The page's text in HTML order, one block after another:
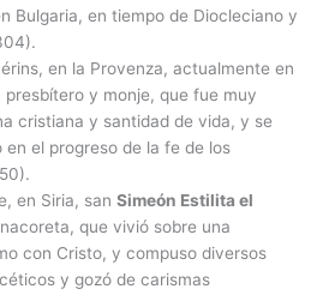
Bulgaria, en tiempo de Diocleciano y
en la Provenza, actualmente en
, presbítero y monje, que fue muy
cristiana y santidad de vida, y se
el progreso de la fe de los
en Siria, sanSimeón Estilita el
que vivió sobre una
con Cristo, y compuso diversos
y gozó de carismas